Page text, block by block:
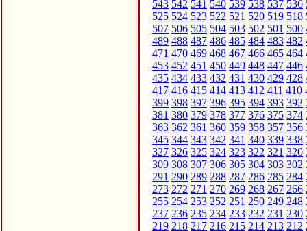
543 542 541 540 539 538 537 536
525 524 523 522 521 520 519 518
507 506 505 504 503 502 501 500
489 488 487 486 485 484 483 482
471 470 469 468 467 466 465 464
453 452 451 450 449 448 447 446
435 434 433 432 431 430 429 428
417 416 415 414 413 412 411 410
399 398 397 396 395 394 393 392
381 380 379 378 377 376 375 374
363 362 361 360 359 358 357 356
345 344 343 342 341 340 339 338
327 326 325 324 323 322 321 320
309 308 307 306 305 304 303 302
291 290 289 288 287 286 285 284
273 272 271 270 269 268 267 266
255 254 253 252 251 250 249 248
237 236 235 234 233 232 231 230
219 218 217 216 215 214 213 212